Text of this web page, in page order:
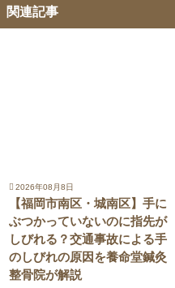
関連記事
2026年08月8日
【福岡市南区・城南区】手に
ぶつかっていないのに指先が
しびれる？交通事故による手
のしびれの原因を養命堂鍼灸
整骨院が解説